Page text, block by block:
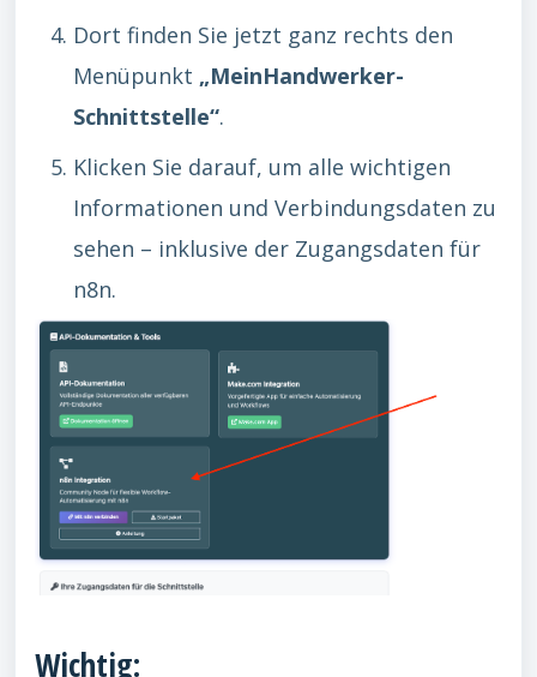
Dort finden Sie jetzt ganz rechts den
Menüpunkt „MeinHandwerker-
Schnittstelle“.
Klicken Sie darauf, um alle wichtigen
Informationen und Verbindungsdaten zu
sehen – inklusive der Zugangsdaten für
n8n.
Wichtig: